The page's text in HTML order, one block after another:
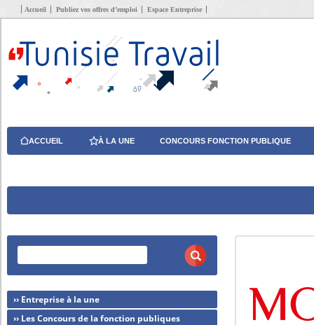
Accueil Publiez vos offres d’emploi Espace Entreprise
ACCUEIL À LA UNE CONCOURS FONCTION PUBLIQUE
›› Entreprise à la une
›› Les Concours de la fonction publiques